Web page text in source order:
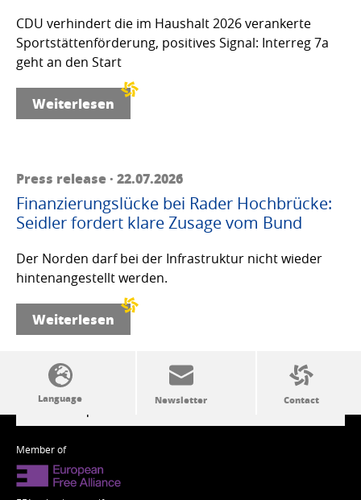
CDU verhindert die im Haushalt 2026 verankerte
Sportstättenförderung, positives Signal: Interreg 7a
geht an den Start
Weiterlesen
Press release · 22.07.2026
Finanzierungslücke bei Rader Hochbrücke:
Seidler fordert klare Zusage vom Bund
Der Norden darf bei der Infrastruktur nicht wieder
hintenangestellt werden.
Weiterlesen
SSW politics from A to Z
Member of